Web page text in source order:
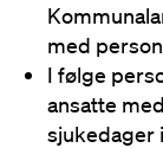
med
I følge
ansatte
sjukedager